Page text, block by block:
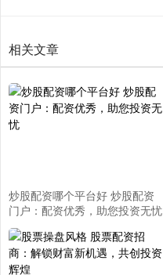
相关文章
炒股配资哪个平台好 炒股配资
门户：配资优秀，助您投资无忧